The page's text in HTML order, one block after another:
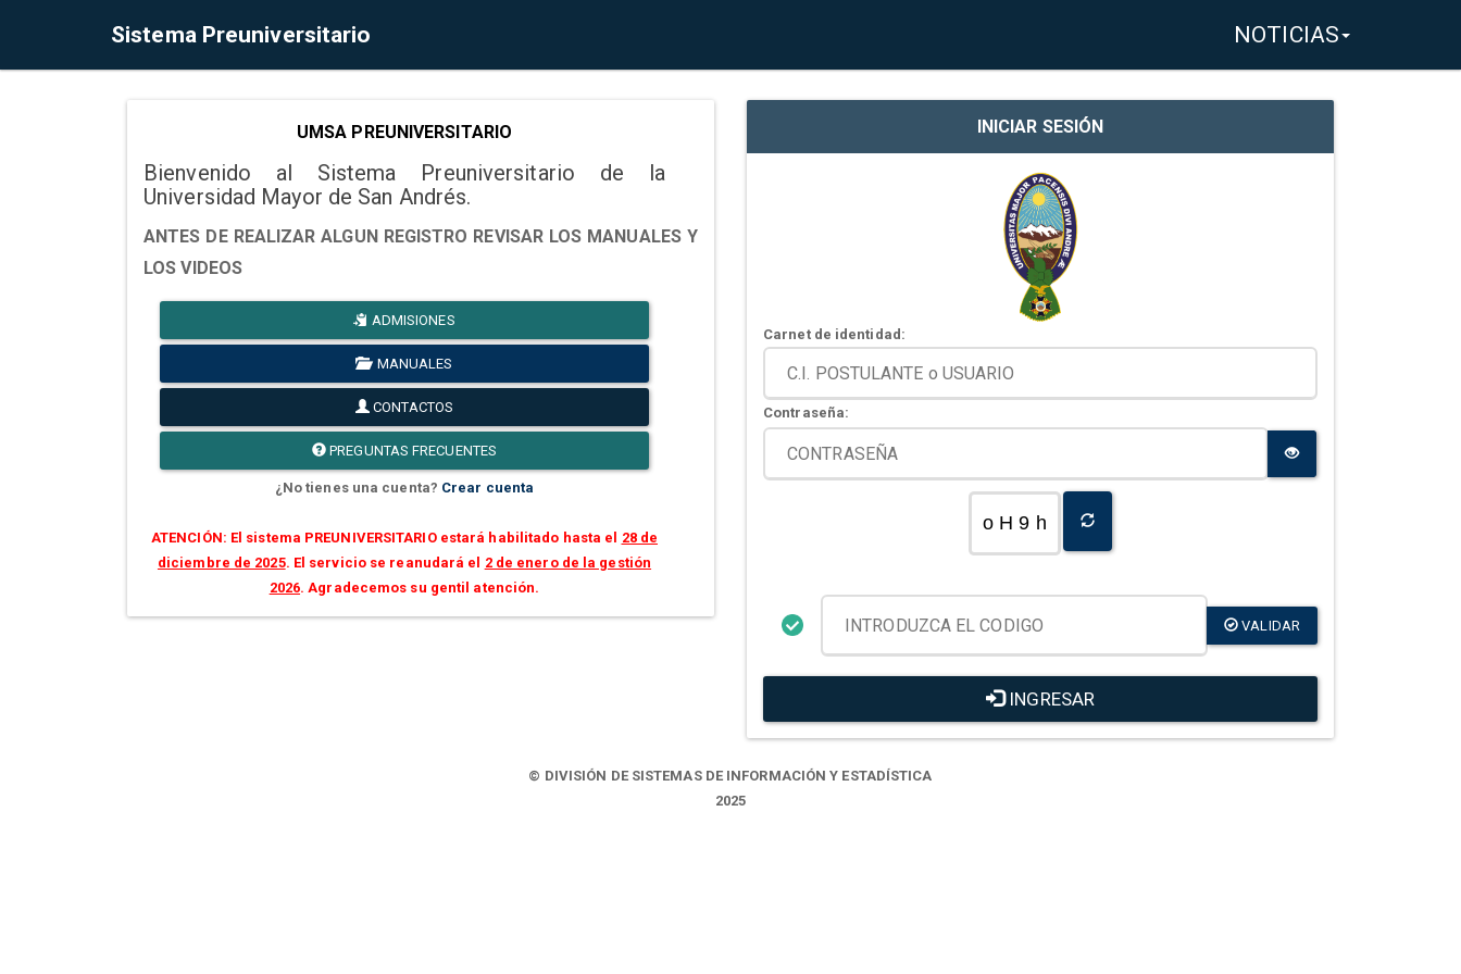
Sistema Preuniversitario NOTICIAS
UMSA PREUNIVERSITARIO
Bienvenido al Sistema Preuniversitario de la
Universidad Mayor de San Andrés.
ANTES DE REALIZAR ALGUN REGISTRO REVISAR LOS MANUALES Y
LOS VIDEOS
ADMISIONES
MANUALES
CONTACTOS
PREGUNTAS FRECUENTES
¿No tienes una cuenta? Crear cuenta
ATENCIÓN: El sistema PREUNIVERSITARIO estará habilitado hasta el 28 de
diciembre de 2025. El servicio se reanudará el 2 de enero de la gestión
2026. Agradecemos su gentil atención.
INICIAR SESIÓN
Carnet de identidad:
Contraseña:
o H 9 h
VALIDAR
INGRESAR
© DIVISIÓN DE SISTEMAS DE INFORMACIÓN Y ESTADÍSTICA
2025